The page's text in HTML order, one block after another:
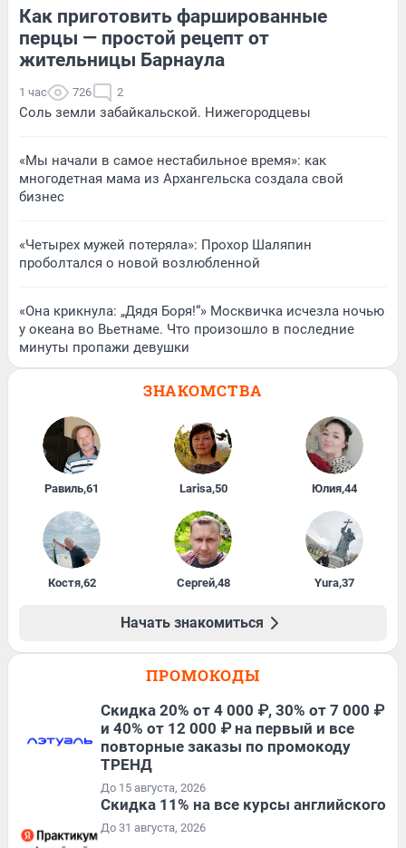
Как приготовить фаршированные
перцы — простой рецепт от
жительницы Барнаула
1 час 726 2
Соль земли забайкальской. Нижегородцевы
«Мы начали в самое нестабильное время»: как
многодетная мама из Архангельска создала свой
бизнес
«Четырех мужей потеряла»: Прохор Шаляпин
проболтался о новой возлюбленной
«Она крикнула: „Дядя Боря!“» Москвичка исчезла ночью
у океана во Вьетнаме. Что произошло в последние
минуты пропажи девушки
ЗНАКОМСТВА
Равиль,61 Larisa,50 Юлия,44
Костя,62 Сергей,48 Yura,37
Начать знакомиться
ПРОМОКОДЫ
Скидка 20% от 4 000 ₽, 30% от 7 000 ₽
и 40% от 12 000 ₽ на первый и все
повторные заказы по промокоду
ТРЕНД
До 15 августа, 2026
Скидка 11% на все курсы английского
До 31 августа, 2026